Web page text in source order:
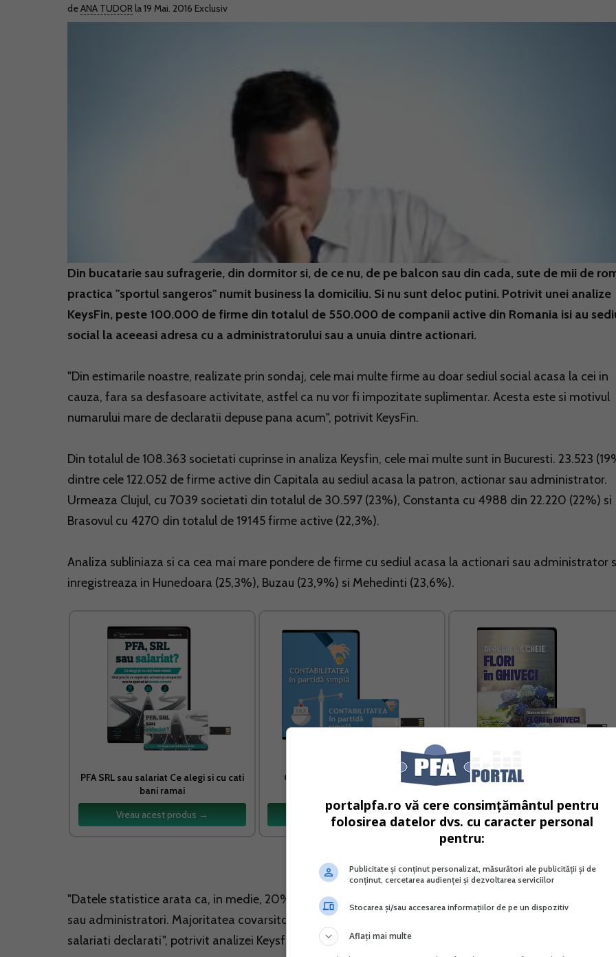
deANA TUDOR la 19 Mai. 2016 Exclusiv
Din bucatarie sau sufragerie, din dormitor si, de ce nu, de pe balcon sau din cada, sute de mii de
practica "sportul sangeros" numit business la domiciliu. Si nu sunt deloc putini. Potrivit unei analize
KeysFin, peste 100.000 de firme din totalul de 550.000 de companii active din Romania isi au
social la aceeasi adresa cu a administratorului sau a unuia dintre actionari.
"Din estimarile noastre, realizate prin sondaj, cele mai multe firme au doar sediul social acasa la cei in
cauza, fara sa desfasoare activitate, astfel ca nu vor fi impozitate suplimentar. Acesta este si motivul
numarului mare de declaratii depuse pana acum", potrivit KeysFin.
Din totalul de 108.363 societati cuprinse in analiza Keysfin, cele mai multe sunt in Bucuresti. 23.523
dintre cele 122.052 de firme active din Capitala au sediul acasa la patron, actionar sau administrator.
Urmeaza Clujul, cu 7039 societati din totalul de 30.597 (23%), Constanta cu 4988 din 22.220 (22%) si
Brasovul cu 4270 din totalul de 19145 firme active (22,3%).
Analiza subliniaza si ca cea mai mare pondere de firme cu sediul acasa la actionari sau administrator
inregistreaza in Hunedoara (25,3%), Buzau (23,9%) si Mehedinti (23,6%).
PFA SRL sau salariat Ce alegi si cu cati
bani ramai
Vreau acest produs →
Contabilitatea in partida simpla
Vreau acest produs →
Afacere la cheie cu flori in ghiveci
Vreau acest produs →
"Datele statistice arata ca, in medie, 20% dintre firmele din Romania sunt inregistrate acasa la
sau administratori. Majoritatea covarsitoare a acestora (98%) sunt microintreprinderi, cu maximum 2
salariati declarati", potrivit analizei Keysfin.
portalpfa.ro vă cere consimțământul pentru
folosirea datelor dvs. cu caracter personal
pentru:
Publicitate și conținut personalizat, măsurători ale publicității și de
conținut, cercetarea audienței și dezvoltarea serviciilor
Stocarea și/sau accesarea informațiilor de pe un dispozitiv
Aflați mai multe